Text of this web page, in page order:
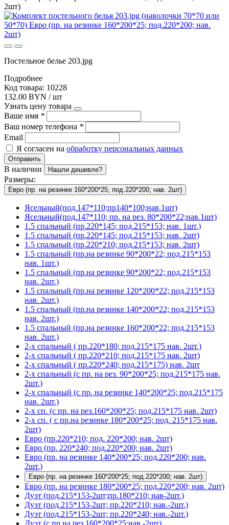
2шт)
Постельное белье 203.jpg
Подробнее
Код товара: 10228
132.00 BYN / шт
Узнать цену товара
Ваше имя *
Ваш номер телефона *
Email
Я согласен на обработку персональных данных
Отправить
В наличии Нашли дешевле?
Размеры:
Евро (пр. на резинке 160*200*25; под.220*200; нав. 2шт)
Ясельный(под.147*110;пр140*100;нав.1шт)
Ясельный(под.147*110; пр. на рез. 80*200*22;нав.1шт)
1.5 спальный (пр.220*145; под.215*153; нав. 1шт.)
1.5 спальный (пр.220*145; под.215*153; нав. 2шт)
1.5 спальный (пр.220*210; под.215*153; нав. 2шт)
1.5 спальный (пр.на резинке 90*200*22; под.215*153
нав. 1шт.)
1.5 спальный (пр.на резинке 90*200*22; под.215*153
нав. 2шт.)
1.5 спальный (пр.на резинке 120*200*22; под.215*153
нав. 2шт.)
1.5 спальный (пр.на резинке 140*200*22; под.215*153
нав. 2шт.)
1.5 спальный (пр.на резинке 160*200*22; под.215*153
нав. 2шт.)
2-х спальный ( пр.220*180; под.215*175 нав. 2шт.)
2-х спальный ( пр.220*210; под.215*175 нав. 2шт)
2-х спальный ( пр.220*240; под.215*175) нав. 2шт
2-х спальный (с пр. на рез. 90*200*25; под.215*175 нав.
2шт.)
2-х спальный (с пр. на резинке 140*200*25; под.215*175
нав. 2шт.)
2-х сп. (с пр. на рез.160*200*25; под.215*175 нав. 2шт)
2-х сп. ( с пр.на резинке 180*200*25; под. 215*175 нав.
2шт)
Евро (пр.220*210; под. 220*200; нав. 2шт)
Евро (пр. 220*240; под.220*200; нав. 2шт)
Евро (пр. на резинке 140*200*25; под.220*200; нав.
2шт.)
Евро (пр. на резинке 160*200*25; под.220*200; нав. 2шт)
Евро (пр. на резинке 180*200*25; под.220*200; нав. 2шт)
Дуэт (под.215*153-2шт;пр.180*210; нав-2шт.)
Дуэт (под.215*153-2шт; пр.220*210; нав.-2шт.)
Дуэт (под.215*153-2шт; пр.220*240; нав.-2шт.)
Дуэт (с пр.на рез.160*200*25;нав.-2шт)